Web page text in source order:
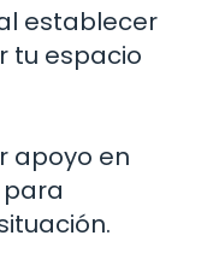
establecer
tu espacio
apoyo en